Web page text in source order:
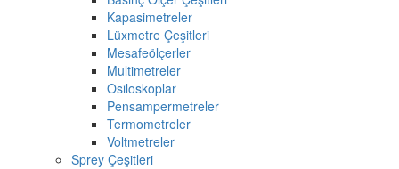
Kapasimetreler
Lüxmetre Çeşitleri
Mesafeölçerler
Multimetreler
Osiloskoplar
Pensampermetreler
Termometreler
Voltmetreler
Sprey Çeşitleri